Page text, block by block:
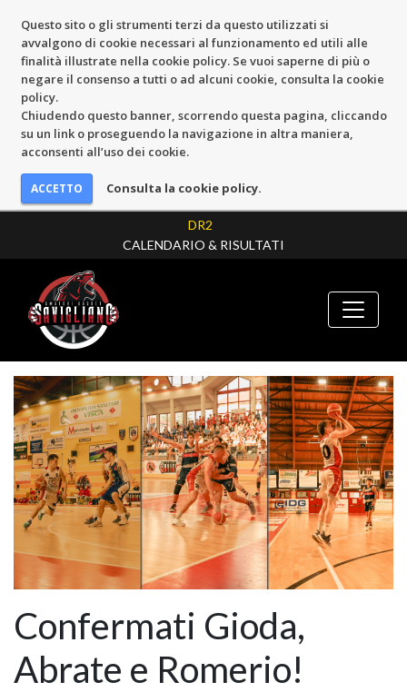
Questo sito o gli strumenti terzi da questo utilizzati si
avvalgono di cookie necessari al funzionamento ed utili alle
finalità illustrate nella cookie policy. Se vuoi saperne di più o
negare il consenso a tutti o ad alcuni cookie, consulta la cookie
policy.
Chiudendo questo banner, scorrendo questa pagina, cliccando
su un link o proseguendo la navigazione in altra maniera,
acconsenti all’uso dei cookie.
Consulta la cookie policy.
DR2
CALENDARIO & RISULTATI
Confermati Gioda,
Abrate e Romerio!